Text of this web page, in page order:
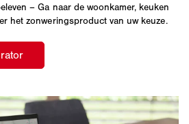
– Ga naar de woonkamer, keuken
het zonweringsproduct van uw keuze.